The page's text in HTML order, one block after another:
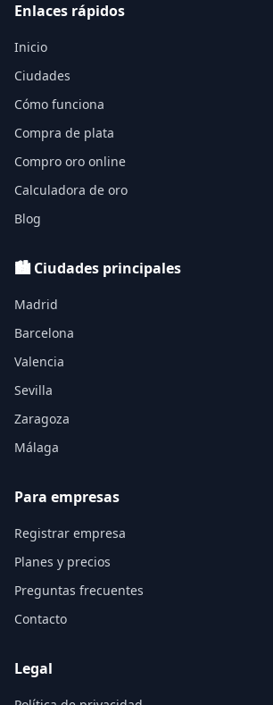
Enlaces rápidos
Inicio
Ciudades
Cómo funciona
Compra de plata
Compro oro online
Calculadora de oro
Blog
🏙️ Ciudades principales
Madrid
Barcelona
Valencia
Sevilla
Zaragoza
Málaga
Para empresas
Registrar empresa
Planes y precios
Preguntas frecuentes
Contacto
Legal